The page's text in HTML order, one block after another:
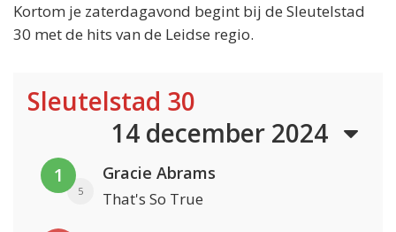
Kortom je zaterdagavond begint bij de Sleutelstad
30 met de hits van de Leidse regio.
Sleutelstad 30
14 december 2024
1
5
Gracie Abrams
That's So True